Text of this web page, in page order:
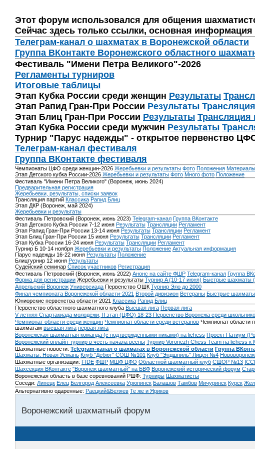
Этот форум использовался для общения
Сейчас здесь только ссылки, основная информация
Телеграм-канал о шахматах в Воронежской области
Группа ВКонтакте Воронежского областного
Фестиваль "Имени Петра Великого"-2026
Регламенты турниров
Итоговые таблицы
Этап Кубка России среди женщин Результаты
Этап Рапид Гран-При России Результаты
Этап Блиц Гран-При России Результаты Трансляция
Этап Кубка России среди мужчин Результаты
Турнир "Парус надежды" - открытое первенство
Телеграм-канал фестиваля
Группа ВКонтакте фестиваля
Чемпионаты ЦФО среди женщин-2026 Жеребьевки и результаты Фото Положения Материалы
Этап Детского кубка России-2026 Жеребьевки и результаты Фото Много фото Положение
Фестиваль "Имени Петра Великого" (Воронеж, июнь 2024)
Предварительная регистрация
Жеребьевки, результаты, списки заявок
Трансляция партий Классика Рапид Блиц
Этап ДКР (Воронеж, май 2024)
Жеребьевки и результаты
Фестиваль Петровский (Воронеж, июнь 2023) Telegram-канал Группа ВКонтакте
Этап Детского Кубка России 7-12 июня Результаты Трансляции Регламент
Этап Рапид Гран-При России 13-14 июня Результаты Трансляции Регламент
Этап Блиц Гран-При России 15 июня Результаты Трансляции Регламент
Этап Кубка России 16-24 июня Результаты Трансляции Регламент
Турнир Б 10-14 ноября Жеребьевки и результаты Положение Актуальная информация
Парус надежды 16-22 июня Результаты Положение
Блицтурнир 12 июня Результаты
Судейский семинар Список участников Регистрация
Фестиваль Петровский (Воронеж, июнь 2022) Анонс на сайте ФШР Telegram-канал Группа
Форма для регистрации Жеребьевки и результаты Турнир A (10-17 июня) Быстрые шахматы
Апрельский Воронеж Универсиада Первенство ОШК Турнир Эло до 2000
Финал чемпионата Воронежской области-2021 Второй дивизион Ветераны Быстрые шахматы
Юниорские первенства области-2021 Классика Рапид Блиц
Первенство областного шахматного клуба Высшая лига Первая лига
V летняя Спартакиада молодёжи, II этап (ЦФО) 18-23 Первенство Воронежа среди
Чемпионат области среди женщин Чемпионат области среди ветеранов Чемпионат области
шахматам высшая лига первая лига
Воронежская шахматная команда (с подтверждёнными никами) на lichess Проект Патиум
Воронежский онлайн-турнир в честь начала весны Турнир Voronezh Chess Team на lichess
Шахматные новости: Telegram-канал о шахматах в Воронежской области Группа
Шахматы. Новая Усмань Клуб "Дебют" СОШ №101 Клуб "Эндшпиль" Лицея №4
Шахматные организации: FIDE ФШР МШФ ЦФО Областной шахматный клуб СШОР №13
Шахсекция ВКонтакте "Воронеж шахматный" на БВФ Воронежский исторический форум
Воронежская область в базе соревнований РШФ: Турниры Шахматисты
Соседи: Липецк Елец Белгород Алексеевка Урюпинск Балашов Тамбов Мичуринск Курск
Альтернативно одаренные: Раецкий&Беляев Те же и Яриков
Воронежский шахматный форум